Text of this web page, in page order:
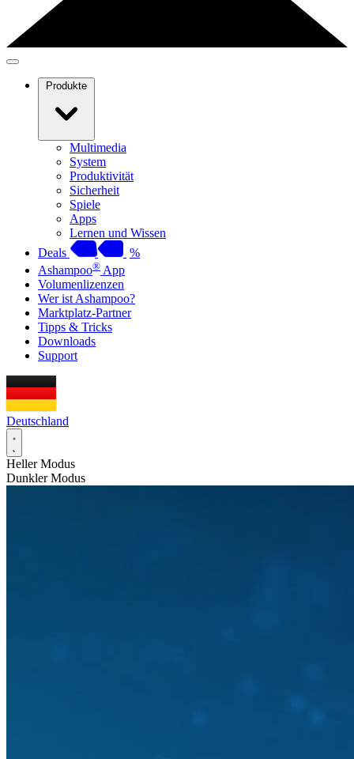
Produkte
Multimedia
System
Produktivität
Sicherheit
Spiele
Apps
Lernen und Wissen
Deals
%
Ashampoo® App
Volumenlizenzen
Wer ist Ashampoo?
Marktplatz-Partner
Tipps & Tricks
Downloads
Support
Deutschland
Heller Modus
Dunkler Modus